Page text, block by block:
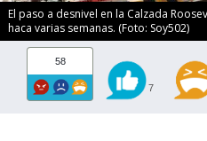
El paso a desnivel en la Calzada
haca varias semanas. (Foto: Soy502)
58
7